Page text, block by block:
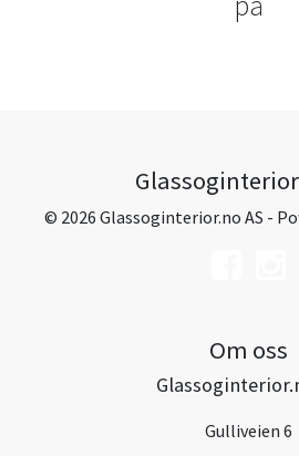
© 2026 Glassoginterior.no AS -
Om oss
Gulliveien 6